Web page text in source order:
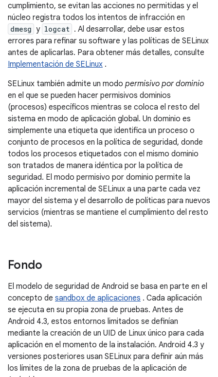
cumplimiento, se evitan las acciones no permitidas y el
núcleo registra todos los intentos de infracción en
dmesg y logcat . Al desarrollar, debe usar estos
errores para refinar su software y las políticas de SELinux
antes de aplicarlas. Para obtener más detalles, consulte
Implementación de SELinux .
SELinux también admite un modo permisivo por dominio
en el que se pueden hacer permisivos dominios
(procesos) específicos mientras se coloca el resto del
sistema en modo de aplicación global. Un dominio es
simplemente una etiqueta que identifica un proceso o
conjunto de procesos en la política de seguridad, donde
todos los procesos etiquetados con el mismo dominio
son tratados de manera idéntica por la política de
seguridad. El modo permisivo por dominio permite la
aplicación incremental de SELinux a una parte cada vez
mayor del sistema y el desarrollo de políticas para nuevos
servicios (mientras se mantiene el cumplimiento del resto
del sistema).
Fondo
El modelo de seguridad de Android se basa en parte en el
concepto de sandbox de aplicaciones . Cada aplicación
se ejecuta en su propia zona de pruebas. Antes de
Android 4.3, estos entornos limitados se definían
mediante la creación de un UID de Linux único para cada
aplicación en el momento de la instalación. Android 4.3 y
versiones posteriores usan SELinux para definir aún más
los límites de la zona de pruebas de la aplicación de